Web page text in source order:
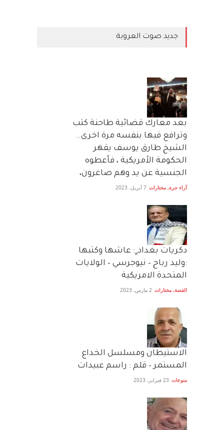
جديد صوت العروبة
بعد معارك قضائية طاحنة كتب
وترافع فيها بنفسه مرة اخرى..
الشيخ طارق يوسف يقهر
الحكومة الأمريكية ، فأعطوه
الجنسية عن يد وهم صاغرون،
آراء حرة, مختارات 7 أبريل، 2023
دكريات بغداد ٍ: عاشها وكتبها
:وليد رباح – نيوجرسي – الولايات
المتحدة الامريكية
القصة, مختارات 2 مارس، 2023
الاستيطان ومسلسل الخداع
المستمر – قلم : راسم عبيدات
منوعات 23 فبراير، 2023